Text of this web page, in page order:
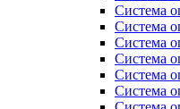
Система
Система
Система
Система
Система
Система